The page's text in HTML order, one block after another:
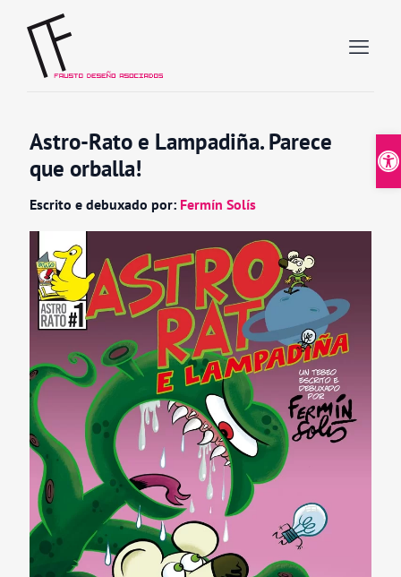
Astro-Rato e Lampadiña. Parece
que orballa!
Escrito e debuxado por: Fermín Solís